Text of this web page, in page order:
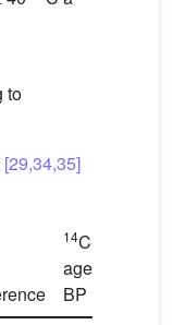
to
[29,34,35]
14C-
age
BP